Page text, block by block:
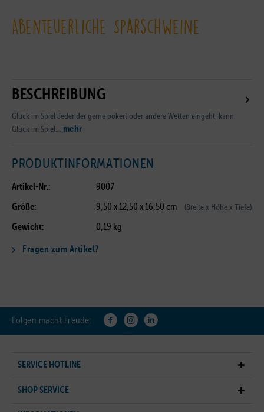
Abenteuerliche Sparschweine
BESCHREIBUNG
Glück im Spiel Jeder der gerne pokert oder andere Wetten eingeht, kann
Glück im Spiel... mehr
PRODUKTINFORMATIONEN
Artikel-Nr.: 9007
Größe: 9,50 x 12,50 x 16,50 cm (Breite x Höhe x Tiefe)
Gewicht: 0,19 kg
Fragen zum Artikel?
Folgen macht Freude:
SERVICE HOTLINE
SHOP SERVICE